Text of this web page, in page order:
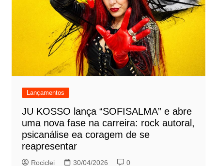
Lançamentos
JU KOSSO lança “SOFISALMA” e abre
uma nova fase na carreira: rock autoral,
psicanálise ea coragem de se
reapresentar
Rociclei 30/04/2026 0